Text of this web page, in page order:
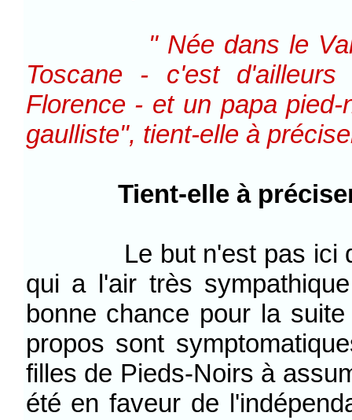
" Née dans le
Toscane - c'est
Florence - et un papa
gaulliste", tient-elle à
Tient-elle à
Le but n'est pas ici de
qui a l'air très
bonne chance pour la
propos sont
filles de Pieds-Noirs à
été en faveur de